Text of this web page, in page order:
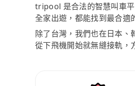
tripool 是合法的智慧叫車
全家出遊，都能找到最合適
除了台灣，我們也在日本、
從下飛機開始就無縫接軌，